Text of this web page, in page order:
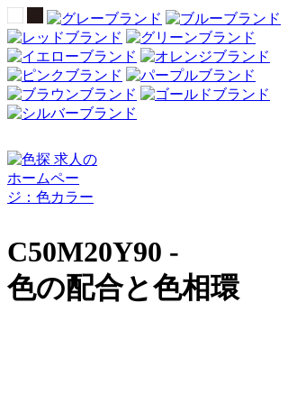
C50M20Y90 -
色の配合と色相環